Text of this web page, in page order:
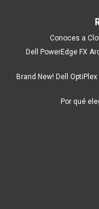
MXN $0.00
COMPARE
Conoces a
Dell PowerEdge FX
Brand New! Dell
Por qué